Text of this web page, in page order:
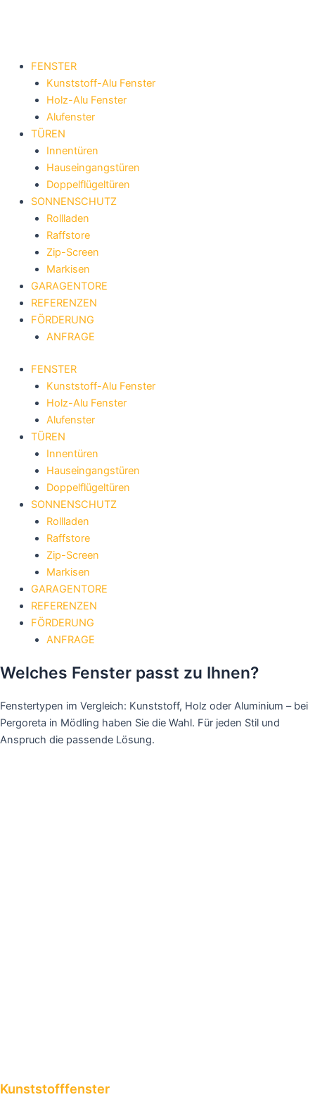
FENSTER
Kunststoff-Alu Fenster
Holz-Alu Fenster
Alufenster
TÜREN
Innentüren
Hauseingangstüren
Doppelflügeltüren
SONNENSCHUTZ
Rollladen
Raffstore
Zip-Screen
Markisen
GARAGENTORE
REFERENZEN
FÖRDERUNG
ANFRAGE
FENSTER
Kunststoff-Alu Fenster
Holz-Alu Fenster
Alufenster
TÜREN
Innentüren
Hauseingangstüren
Doppelflügeltüren
SONNENSCHUTZ
Rollladen
Raffstore
Zip-Screen
Markisen
GARAGENTORE
REFERENZEN
FÖRDERUNG
ANFRAGE
Welches Fenster passt zu Ihnen?
Fenstertypen im Vergleich: Kunststoff, Holz oder Aluminium – bei
Pergoreta in Mödling haben Sie die Wahl. Für jeden Stil und
Anspruch die passende Lösung.
Kunststofffenster